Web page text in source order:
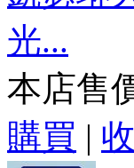
光...
本店售
購買 |